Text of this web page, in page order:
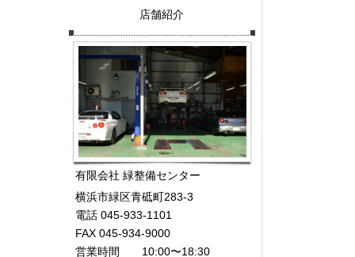
店舗紹介
有限会社 緑整備センター
横浜市緑区青砥町283-3
電話 045-933-1101
FAX 045-934-9000
営業時間 10:00〜18:30